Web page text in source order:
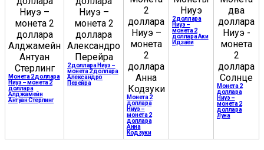
Монета 2 доллара
Ниуэ – монета 2
доллара
Алджамейн
Антуан Стерлинг
2 доллара Ниуэ –
монета 2 доллара
Александро
Перейра
Монета 2
доллара
Ниуэ –
монета 2
доллара
Анна
Кодзуки
2 доллара
Ниуэ –
монета 2
доллара Аки
Идзаёй
Монета 2
доллара
Ниуэ –
монета 2
доллара
Луна